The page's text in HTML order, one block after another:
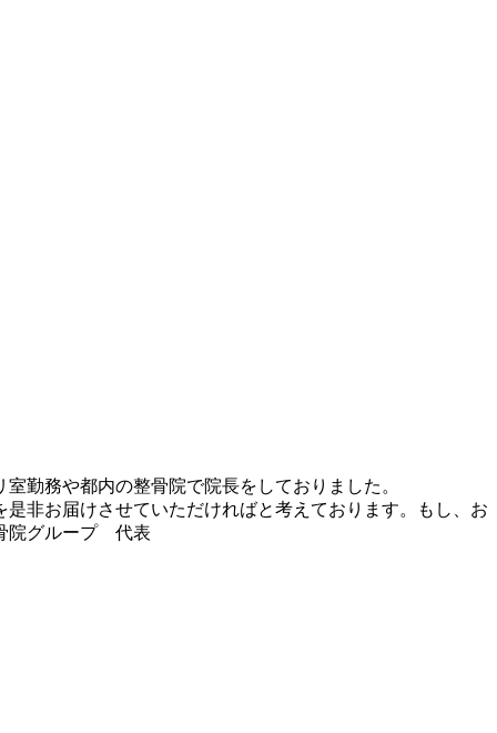
勤務や都内の整骨院で院長をしておりました。
非お届けさせていただければと考えております。もし、お
院グループ 代表